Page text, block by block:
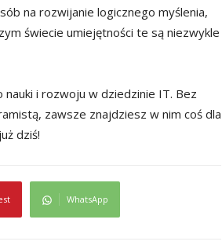
na rozwijanie logicznego myślenia,
świecie umiejętności te są niezwykle
i rozwoju w dziedzinie IT. Bez
zawsze znajdziesz w nim coś dla
dziś!
WhatsApp